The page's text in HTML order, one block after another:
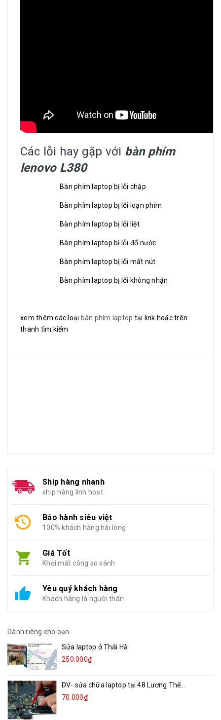
Các lỗi hay gặp với bàn phím
lenovo L380
Bàn phím laptop bị lỗi chập
Bàn phím laptop bị lỗi loạn phím
Bàn phím laptop bị lỗi liệt
Bàn phím laptop bị lỗi đổ nước
Bàn phím laptop bị lỗi mất nút
Bàn phím laptop bị lỗi không nhận
xem thêm các loại bàn phím laptop tại link hoặc trên
thanh tìm kiếm
Ship hàng nhanh
ship hàng linh hoạt
Bảo hành siêu việt
100% khách hàng hài lòng
Giá Tốt
Khỏi mất công so sánh
Yêu quý khách hàng
Khách hàng là người thân
Dành riêng cho bạn
Sửa laptop ở Thái Hà
250.000₫
DV- sửa chữa laptop tại 48 Lương Thế...
70.000₫